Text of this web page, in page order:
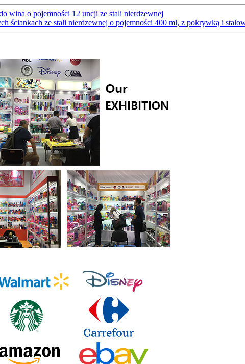
wina o pojemności 12 uncji ze stali nierdzewnej
ściankach ze stali nierdzewnej o pojemności 400 ml, z pokrywką i